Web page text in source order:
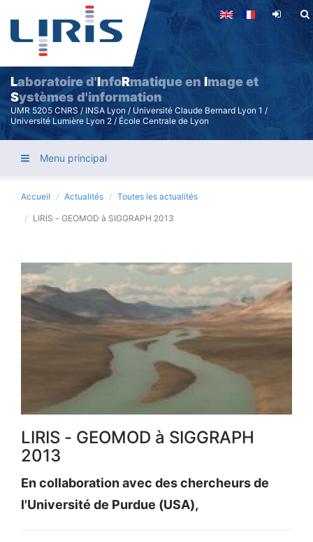
Aller
principal
Laboratoire d'InfoRmatique en Image et
Systèmes d'information
UMR 5205 CNRS / INSA Lyon / Université Claude Bernard Lyon 1 /
Université Lumière Lyon 2 / École Centrale de Lyon
Menu principal
Accueil Actualités Toutes les actualités
LIRIS - GEOMOD à SIGGRAPH 2013
LIRIS - GEOMOD à SIGGRAPH
2013
En collaboration avec des chercheurs de
l'Université de Purdue (USA),